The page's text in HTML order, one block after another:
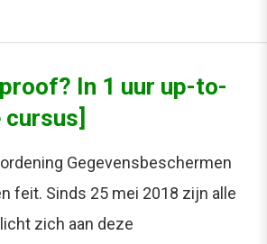
In 1 uur up-to-
Gegevensbeschermen
feit. Sinds 25 mei 2018 zijn alle
zich aan deze